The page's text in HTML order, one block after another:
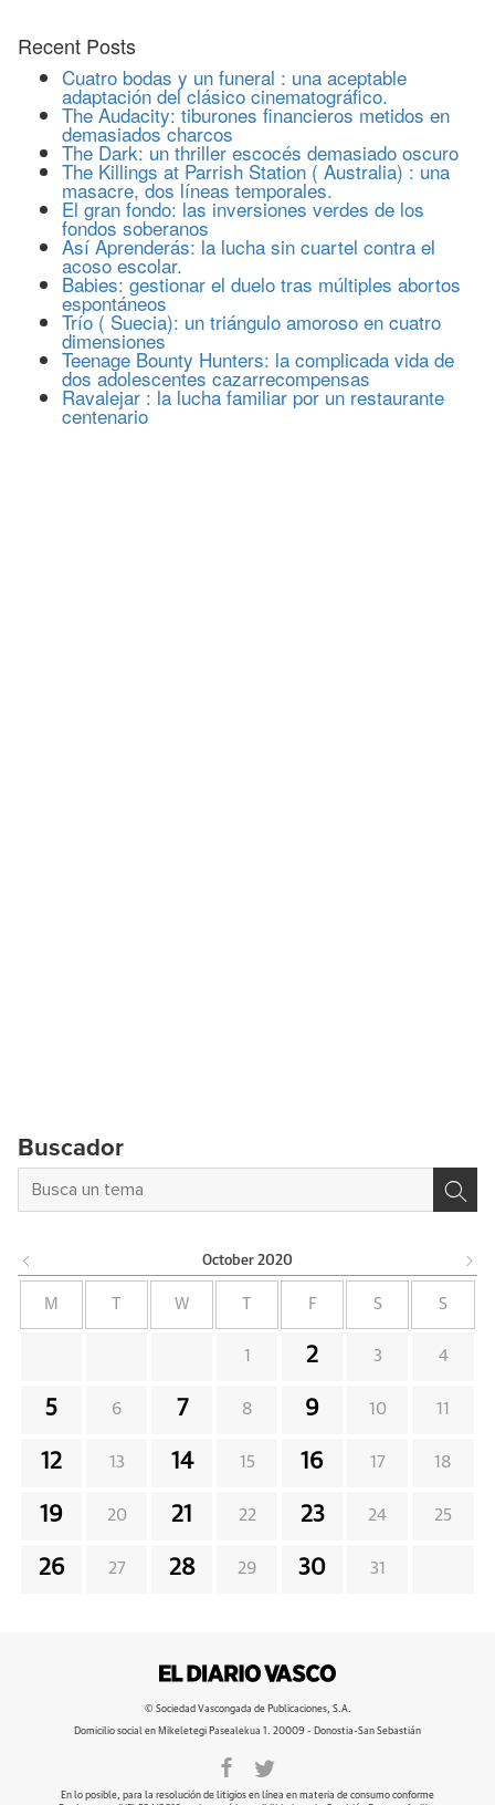
Recent Posts
Cuatro bodas y un funeral : una aceptable
adaptación del clásico cinematográfico.
The Audacity: tiburones financieros metidos en
demasiados charcos
The Dark: un thriller escocés demasiado oscuro
The Killings at Parrish Station ( Australia) : una
masacre, dos líneas temporales.
El gran fondo: las inversiones verdes de los
fondos soberanos
Así Aprenderás: la lucha sin cuartel contra el
acoso escolar.
Babies: gestionar el duelo tras múltiples abortos
espontáneos
Trío ( Suecia): un triángulo amoroso en cuatro
dimensiones
Teenage Bounty Hunters: la complicada vida de
dos adolescentes cazarrecompensas
Ravalejar : la lucha familiar por un restaurante
centenario
Buscador
October 2020
M W F S S
1 2 3 4
5 6 7 8 9 10 11
12 13 14 15 16 17 18
19 20 21 22 23 24 25
26 27 28 29 30 31
© Sociedad Vascongada de Publicaciones, S.A.
Domicilio social en Mikeletegi Pasealekua 1. 20009 - Donostia-San Sebastián
En lo posible, para la resolución de litigios en línea en materia de consumo conforme